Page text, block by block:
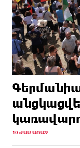
10 ԺԱՄ ԱՌԱՋ